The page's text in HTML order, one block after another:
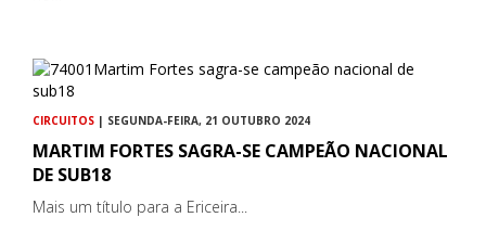
CIRCUITOS | SEGUNDA-FEIRA, 21 OUTUBRO 2024
MARTIM FORTES SAGRA-SE CAMPEÃO NACIONAL
DE SUB18
Mais um título para a Ericeira...